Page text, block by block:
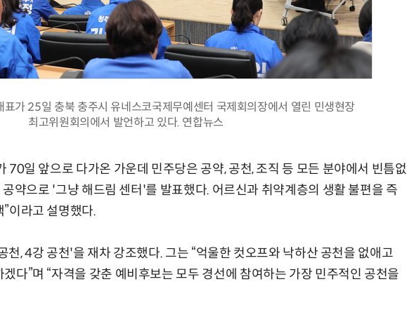
표가 25일 충북 충주시 유네스코국제무예센터 국제회의장에서 열린 민생현장
최고위원회의에서 발언하고 있다. 연합뉴스
70일 앞으로 다가온 가운데 민주당은 공약, 공천, 조직 등 모든 분야에서 빈틈없
약으로 '그냥 해드림 센터'를 발표했다. 어르신과 취약계층의 생활 불편을 즉
이라고 설명했다.
천, 4강 공천'을 재차 강조했다. 그는 “억울한 컷오프와 낙하산 공천을 없애고
다”며 “자격을 갖춘 예비후보는 모두 경선에 참여하는 가장 민주적인 공천을